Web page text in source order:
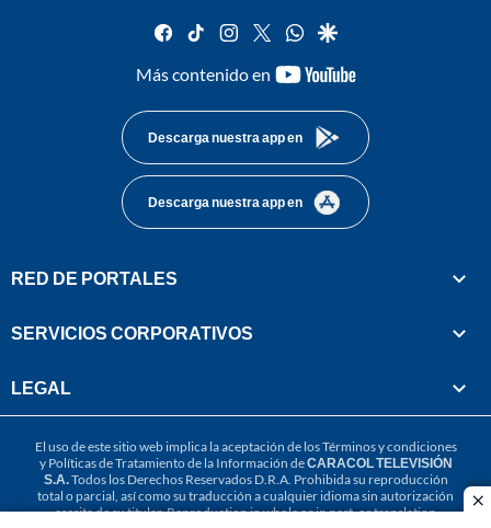
facebook
tiktok instagram
twitterwhatsapp
google
Más contenido en
youtube-
Descarga nuestra app en
Descarga nuestra app en
RED DE PORTALES
SERVICIOS CORPORATIVOS
LEGAL
El uso de este sitio web implica la aceptación de losTérminos y condiciones
y Políticas de Tratamiento de la Información deCARACOL TELEVISIÓN
S.A.Todos los Derechos Reservados D.R.A. Prohibida su reproducción
total o parcial, así como su traducción a cualquier idioma sin autorización
escrita de su titular. Reproduction in whole or in part, or translation